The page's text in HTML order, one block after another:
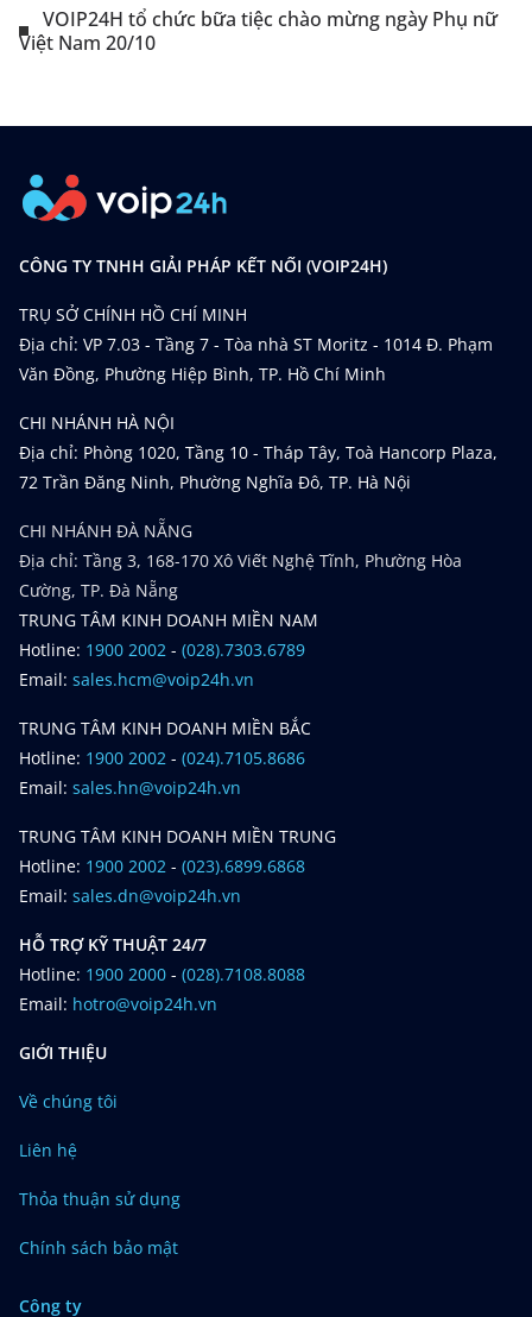
VOIP24H tổ chức bữa tiệc chào mừng ngày Phụ nữ
Việt Nam 20/10
CÔNG TY TNHH GIẢI PHÁP KẾT NỐI (VOIP24H)
TRỤ SỞ CHÍNH HỒ CHÍ MINH
Địa chỉ: VP 7.03 - Tầng 7 - Tòa nhà ST Moritz - 1014 Đ. Phạm
Văn Đồng, Phường Hiệp Bình, TP. Hồ Chí Minh
CHI NHÁNH HÀ NỘI
Địa chỉ: Phòng 1020, Tầng 10 - Tháp Tây, Toà Hancorp Plaza,
72 Trần Đăng Ninh, Phường Nghĩa Đô, TP. Hà Nội
CHI NHÁNH ĐÀ NẴNG
Địa chỉ: Tầng 3, 168-170 Xô Viết Nghệ Tĩnh, Phường Hòa
Cường, TP. Đà Nẵng
TRUNG TÂM KINH DOANH MIỀN NAM
Hotline: 1900 2002 - (028).7303.6789
Email: sales.hcm@voip24h.vn
TRUNG TÂM KINH DOANH MIỀN BẮC
Hotline: 1900 2002 - (024).7105.8686
Email: sales.hn@voip24h.vn
TRUNG TÂM KINH DOANH MIỀN TRUNG
Hotline: 1900 2002 - (023).6899.6868
Email: sales.dn@voip24h.vn
HỖ TRỢ KỸ THUẬT 24/7
Hotline: 1900 2000 - (028).7108.8088
Email: hotro@voip24h.vn
GIỚI THIỆU
Về chúng tôi
Liên hệ
Thỏa thuận sử dụng
Chính sách bảo mật
Công ty